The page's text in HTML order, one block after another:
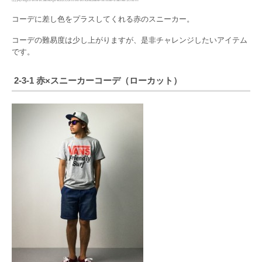
コーデに差し色をプラスしてくれる赤のスニーカー。
コーデの難易度は少し上がりますが、是非チャレンジしたいアイテム
です。
2-3-1 赤×スニーカーコーデ（ローカット）